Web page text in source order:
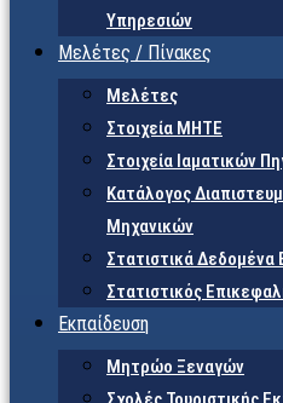
Υπηρεσιών
Μελέτες / Πίνακες
Μελέτες
Στοιχεία ΜΗΤΕ
Στοιχεία Ιαματικών
Κατάλογος
Μηχανικών
Στατιστικά Δεδομένα
Στατιστικός
Εκπαίδευση
Μητρώο Ξεναγών